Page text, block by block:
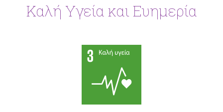
Καλή Υγεία και Ευημερία